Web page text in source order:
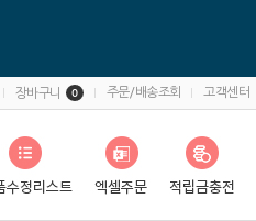
장바구니 0 주문/배송조회 고객센터